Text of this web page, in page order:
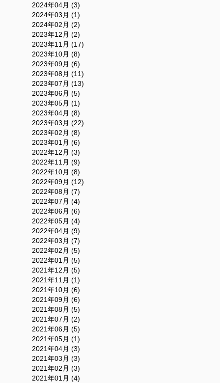
2024年04月 (3)
2024年03月 (1)
2024年02月 (2)
2023年12月 (2)
2023年11月 (17)
2023年10月 (8)
2023年09月 (6)
2023年08月 (11)
2023年07月 (13)
2023年06月 (5)
2023年05月 (1)
2023年04月 (8)
2023年03月 (22)
2023年02月 (8)
2023年01月 (6)
2022年12月 (3)
2022年11月 (9)
2022年10月 (8)
2022年09月 (12)
2022年08月 (7)
2022年07月 (4)
2022年06月 (6)
2022年05月 (4)
2022年04月 (9)
2022年03月 (7)
2022年02月 (5)
2022年01月 (5)
2021年12月 (5)
2021年11月 (1)
2021年10月 (6)
2021年09月 (6)
2021年08月 (5)
2021年07月 (2)
2021年06月 (5)
2021年05月 (1)
2021年04月 (3)
2021年03月 (3)
2021年02月 (3)
2021年01月 (4)